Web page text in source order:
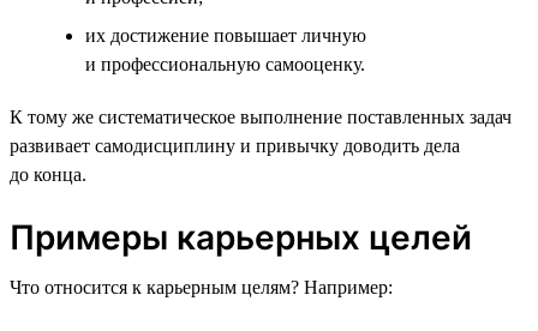
их достижение повышает личную
и профессиональную самооценку.
К тому же систематическое выполнение поставленных задач
развивает самодисциплину и привычку доводить дела
до конца.
Примеры карьерных целей
Что относится к карьерным целям? Например: